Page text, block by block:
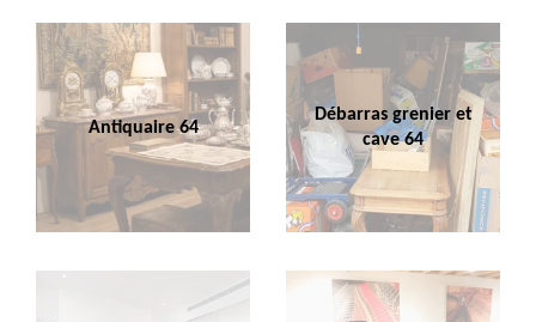
Antiquaire 64
Débarras grenier et
cave 64